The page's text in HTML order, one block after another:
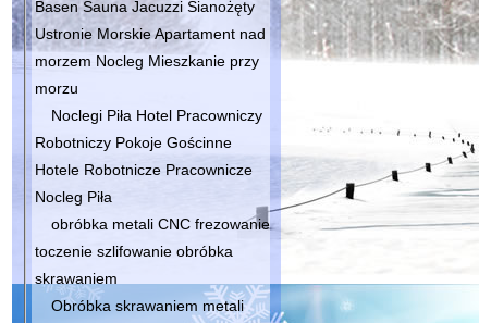
Basen Sauna Jacuzzi Sianożęty
Ustronie Morskie Apartament nad
morzem Nocleg Mieszkanie przy
morzu
Noclegi Piła Hotel Pracowniczy
Robotniczy Pokoje Gościnne
Hotele Robotnicze Pracownicze
Nocleg Piła
obróbka metali CNC frezowanie
toczenie szlifowanie obróbka
skrawaniem
Obróbka skrawaniem metali